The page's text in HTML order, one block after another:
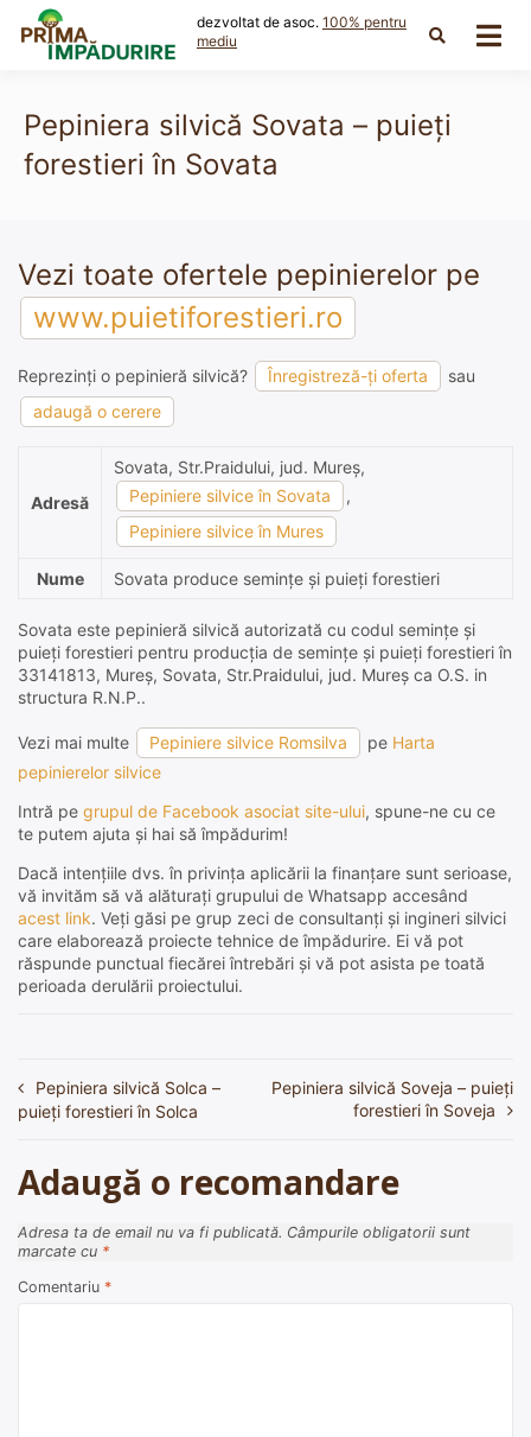
content
dezvoltat de asoc. 100% pentru
mediu
Pepiniera silvică Sovata – puieți
forestieri în Sovata
Vezi toate ofertele pepinierelor pe
www.puietiforestieri.ro
Reprezinți o pepinieră silvică? Înregistreză-ți oferta
sau
adaugă o cerere
Adresă
Sovata, Str.Praidului, jud. Mureş,
Pepiniere silvice în Sovata
,
Pepiniere silvice în Mures
Nume Sovata produce semințe și puieți forestieri
Sovata este pepinieră silvică autorizată cu codul semințe și
puieți forestieri pentru producția de semințe și puieți forestieri în
33141813, Mureş, Sovata, Str.Praidului, jud. Mureş ca O.S. in
structura R.N.P..
Vezi mai multe Pepiniere silvice Romsilva pe Harta
pepinierelor silvice
Intră pe grupul de Facebook asociat site-ului, spune-ne cu ce
te putem ajuta și hai să împădurim!
Dacă intențiile dvs. în privința aplicării la finanțare sunt serioase,
vă invităm să vă alăturați grupului de Whatsapp accesând
acest link. Veți găsi pe grup zeci de consultanți și ingineri silvici
care elaborează proiecte tehnice de împădurire. Ei vă pot
răspunde punctual fiecărei întrebări și vă pot asista pe toată
perioada derulării proiectului.
Navigare
articole
Pepiniera silvică Solca –
puieți forestieri în Solca
Pepiniera silvică Soveja – puieți
forestieri în Soveja
Adaugă o recomandare
Adresa ta de email nu va fi publicată. Câmpurile obligatorii sunt
marcate cu *
Comentariu *